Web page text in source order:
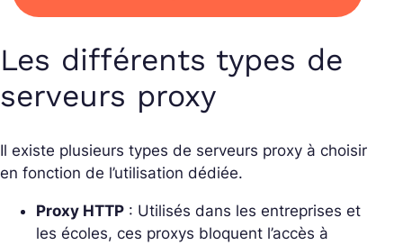
Les différents types de
serveurs proxy
Il existe plusieurs types de serveurs proxy à choisir
en fonction de l’utilisation dédiée.
Proxy HTTP : Utilisés dans les entreprises et
les écoles, ces proxys bloquent l’accès à